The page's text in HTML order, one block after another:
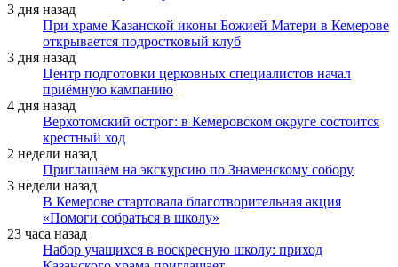
3 дня назад
При храме Казанской иконы Божией Матери в Кемерове
открывается подростковый клуб
3 дня назад
Центр подготовки церковных специалистов начал
приёмную кампанию
4 дня назад
Верхотомский острог: в Кемеровском округе состоится
крестный ход
2 недели назад
Приглашаем на экскурсию по Знаменскому собору
3 недели назад
В Кемерове стартовала благотворительная акция
«Помоги собраться в школу»
23 часа назад
Набор учащихся в воскресную школу: приход